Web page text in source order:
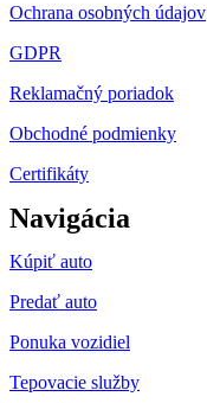
Ochrana osobných údajov
GDPR
Reklamačný poriadok
Obchodné podmienky
Certifikáty
Navigácia
Kúpiť auto
Predať auto
Ponuka vozidiel
Tepovacie služby